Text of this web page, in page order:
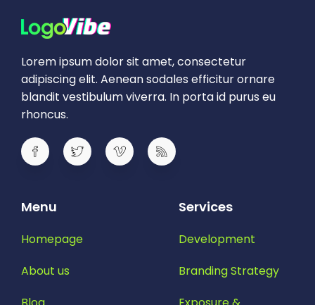
Lorem ipsum dolor sit amet, consectetur
adipiscing elit. Aenean sodales efficitur ornare
blandit vestibulum viverra. In porta id purus eu
rhoncus.
Menu
Homepage
About us
Services
Development
Branding Strategy